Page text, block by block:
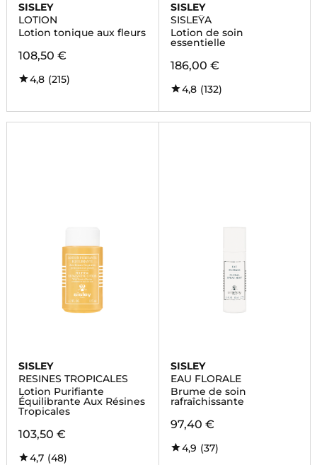
SISLEY
LOTION
Lotion tonique aux fleurs
108,50 €
4,8 (215)
SISLEY
SISLEŸA
Lotion de soin
essentielle
186,00 €
4,8 (132)
SISLEY
RESINES TROPICALES
Lotion Purifiante
Équilibrante Aux Résines
Tropicales
103,50 €
4,7 (48)
SISLEY
EAU FLORALE
Brume de soin
rafraîchissante
97,40 €
4,9 (37)